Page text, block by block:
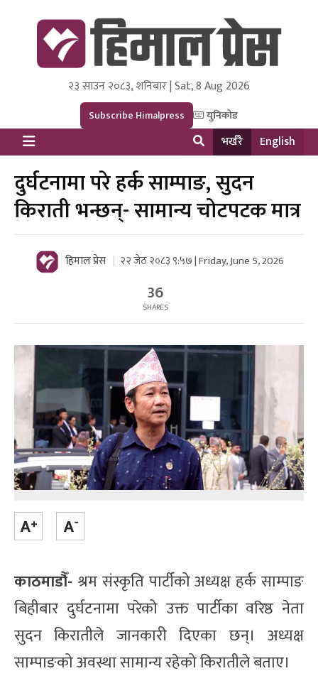
Himal Press
Dot NewsyNepal Media and Research Pvt Ltd.
२३ साउन २०८३, शनिबार | Sat, 8 Aug 2026
Subscribe Himalpress युनिकोड
भर्खरै English
दुर्घटनामा परे हर्क साम्पाङ, सुदन
किराती भन्छन्- सामान्य चोटपटक मात्र
हिमाल प्रेस २२ जेठ २०८३ ९:५७ | Friday, June 5, 2026
36
SHARES
काठमाडौँ- श्रम संस्कृति पार्टीको अध्यक्ष हर्क साम्पाङ
बिहीबार दुर्घटनामा परेको उक्त पार्टीका वरिष्ठ नेता
सुदन किरातीले जानकारी दिएका छन्। अध्यक्ष
साम्पाङको अवस्था सामान्य रहेको किरातीले बताए।